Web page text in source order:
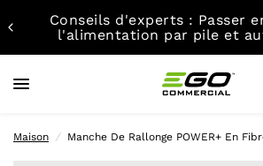
Conseils d'experts : Passer
l'alimentation par pile et
Maison / Manche De Rallonge POWER+ En